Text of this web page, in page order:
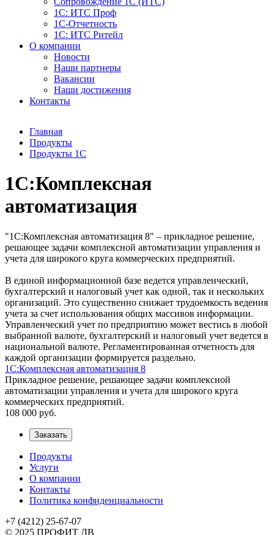
1С: ИТС Проф
1С-Отчетность
1С: ИТС Ритейл
О компании
Новости
Наши партнеры
Вакансии
Наши достижения
Контакты
Главная
Продукты
Продукты 1С
1С:Комплексная
автоматизация
"1С:Комплексная автоматизация 8" – прикладное решение,
решающее задачи комплексной автоматизации управления и
учета для широкого круга коммерческих предприятий.
В единой информационной базе ведется управленческий,
бухгалтерский и налоговый учет как одной, так и нескольких
организаций. Это существенно снижает трудоемкость ведения
учета за счет использования общих массивов информации.
Управленческий учет по предприятию может вестись в любой
выбранной валюте, бухгалтерский и налоговый учет ведется в
национальной валюте. Регламентированная отчетность для
каждой организации формируется раздельно.
1С:Комплексная автоматизация 8
Прикладное решение, решающее задачи комплексной
автоматизации управления и учета для широкого круга
коммерческих предприятий.
108 000 руб.
Заказать
Продукты
Услуги
О компании
Контакты
Политика конфиденциальности
+7 (4212) 25-67-07
© 2025 ПРОФИТ ДВ